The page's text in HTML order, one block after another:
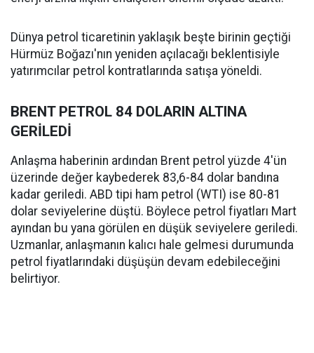
Dünya petrol ticaretinin yaklaşık beşte birinin geçtiği
Hürmüz Boğazı'nın yeniden açılacağı beklentisiyle
yatırımcılar petrol kontratlarında satışa yöneldi.
BRENT PETROL 84 DOLARIN ALTINA
GERİLEDİ
Anlaşma haberinin ardından Brent petrol yüzde 4'ün
üzerinde değer kaybederek 83,6-84 dolar bandına
kadar geriledi. ABD tipi ham petrol (WTI) ise 80-81
dolar seviyelerine düştü. Böylece petrol fiyatları Mart
ayından bu yana görülen en düşük seviyelere geriledi.
Uzmanlar, anlaşmanın kalıcı hale gelmesi durumunda
petrol fiyatlarındaki düşüşün devam edebileceğini
belirtiyor.